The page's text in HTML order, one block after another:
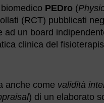
PEDro (
(RCT) pubblicati
ad un board
clinica del
anche come validità
) di un elaborato